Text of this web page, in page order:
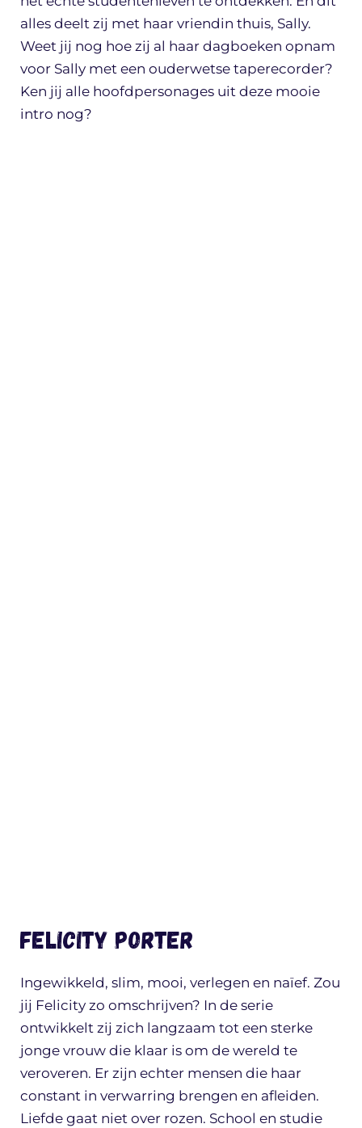
alles deelt zij met haar vriendin thuis, Sally.
Weet jij nog hoe zij al haar dagboeken opnam
voor Sally met een ouderwetse taperecorder?
Ken jij alle hoofdpersonages uit deze mooie
intro nog?
Felicity Porter
Ingewikkeld, slim, mooi, verlegen en naïef. Zou
jij Felicity zo omschrijven? In de serie
ontwikkelt zij zich langzaam tot een sterke
jonge vrouw die klaar is om de wereld te
veroveren. Er zijn echter mensen die haar
constant in verwarring brengen en afleiden.
Liefde gaat niet over rozen. School en studie